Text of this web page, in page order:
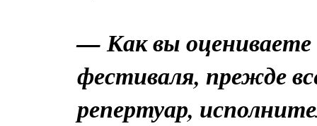
— Как вы оцениваете
фестиваля, прежде
репертуар,